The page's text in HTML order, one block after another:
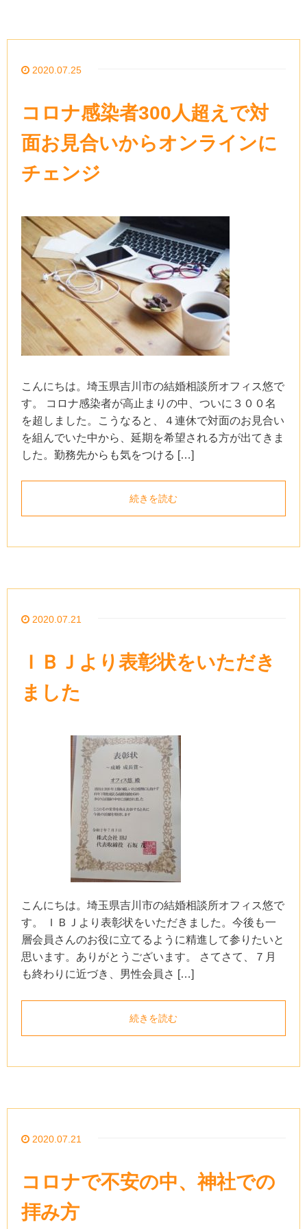
2020.07.25
コロナ感染者300人超えで対
面お見合いからオンラインに
チェンジ
こんにちは。埼玉県吉川市の結婚相談所オフィス悠で
す。 コロナ感染者が高止まりの中、ついに３００名
を超しました。こうなると、４連休で対面のお見合い
を組んでいた中から、延期を希望される方が出てきま
した。勤務先からも気をつける […]
続きを読む
2020.07.21
ＩＢＪより表彰状をいただき
ました
こんにちは。埼玉県吉川市の結婚相談所オフィス悠で
す。 ＩＢＪより表彰状をいただきました。今後も一
層会員さんのお役に立てるように精進して参りたいと
思います。ありがとうございます。 さてさて、７月
も終わりに近づき、男性会員さ […]
続きを読む
2020.07.21
コロナで不安の中、神社での
拝み方